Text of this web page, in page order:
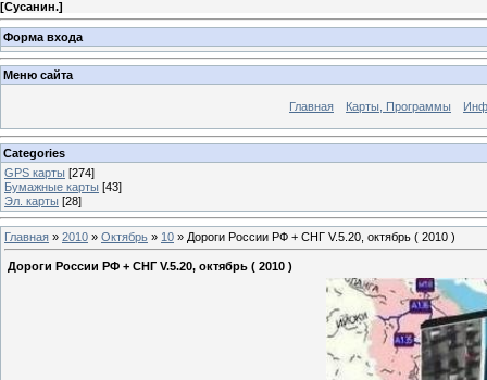
[Сусанин.]
Форма входа
Меню сайта
Главная Карты, Программы
Categories
GPS карты [274]
Бумажные карты [43]
Эл. карты [28]
Главная » 2010 » Октябрь » 10 » Дороги России РФ + СНГ V.5.20, октябрь ( 2010 )
Дороги России РФ + СНГ V.5.20, октябрь ( 2010 )